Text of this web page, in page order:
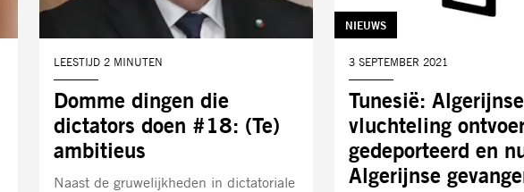
Domme dingen die
dictators doen #18: (Te)
ambitieus
LEESTIJD 2 MINUTEN
Naast de gruwelijkheden in dictatoriale
Tunesië: Algerijnse
vluchteling
gedeporteerd en
Algerijnse
TAG:
NIEUWS
DATUM:
3 SEPTEMBER 2021